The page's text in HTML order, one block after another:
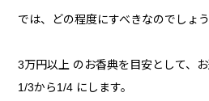
では、どの程度にすべきなのでしょう
3万円以上 のお香典を目安として、
1/3から1/4 にします。